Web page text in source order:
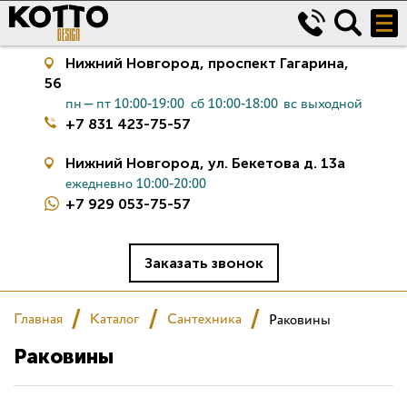
Керамическая плитка
Салон
Сертификаты
Нижний Новгород, проспект Гагарина,
56
пн—пт 10:00-19:00 сб 10:00-18:00 вс выходной
+7 831 423-75-57
Нижний Новгород, ул. Бекетова д. 13а
ежедневно 10:00-20:00
+7 929 053-75-57
Заказать звонок
Главная Каталог Сантехника Раковины
Раковины